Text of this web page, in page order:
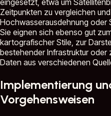
eingesetzt, etwa um
Zeitpunkten zu vergleichen
Hochwasserausdehnung oder
Sie eignen sich ebenso gut
kartografischer Stile, zur
bestehender Infrastruktur oder
Daten aus verschiedenen
Implementierung
Vorgehensweisen